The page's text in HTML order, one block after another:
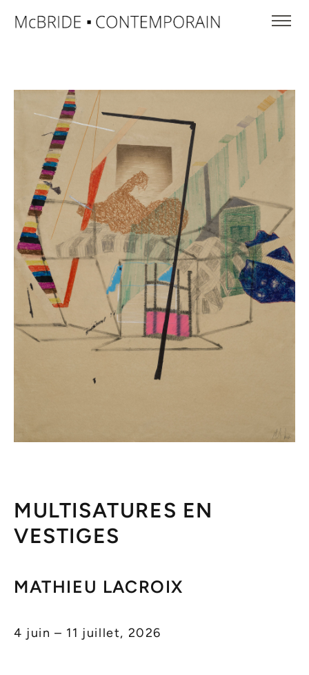
MULTISATURES EN
VESTIGES
MATHIEU LACROIX
4 juin – 11 juillet, 2026